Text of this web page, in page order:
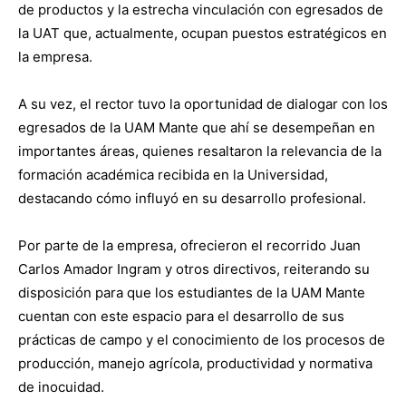
de productos y la estrecha vinculación con egresados de
la UAT que, actualmente, ocupan puestos estratégicos en
la empresa.
A su vez, el rector tuvo la oportunidad de dialogar con los
egresados de la UAM Mante que ahí se desempeñan en
importantes áreas, quienes resaltaron la relevancia de la
formación académica recibida en la Universidad,
destacando cómo influyó en su desarrollo profesional.
Por parte de la empresa, ofrecieron el recorrido Juan
Carlos Amador Ingram y otros directivos, reiterando su
disposición para que los estudiantes de la UAM Mante
cuentan con este espacio para el desarrollo de sus
prácticas de campo y el conocimiento de los procesos de
producción, manejo agrícola, productividad y normativa
de inocuidad.